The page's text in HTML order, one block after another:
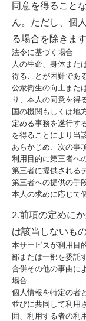
同意を得ること
ん。ただし、個
る場合を除きます
法令に基づく場合
人の生命、身体また
得ることが困難であ
公衆衛生の向上また
り、本人の同意を得
国の機関もしくは地
定める事務を遂行す
を得ることにより当
あらかじめ、次の事
利用目的に第三者へ
第三者に提供される
第三者への提供の手
本人の求めに応じて
2.前項の定めに
は該当しないも
本サービスが利用目
部または一部を委託
合併その他の事由に
場合
個人情報を特定の者
並びに共同して利用
囲、利用する者の利